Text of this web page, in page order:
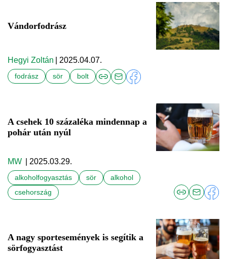
Vándor­fodrász
Hegyi Zoltán | 2025.04.07.
fodrász sör bolt
A csehek 10 százaléka mindennap a
pohár után nyúl
MW | 2025.03.29.
alkoholfogyasztás sör
alkohol
csehország
A nagy sportesemények is segítik a
sörfogyasztást